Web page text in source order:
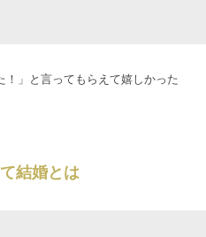
！」と言ってもらえて嬉しかった
結婚とは